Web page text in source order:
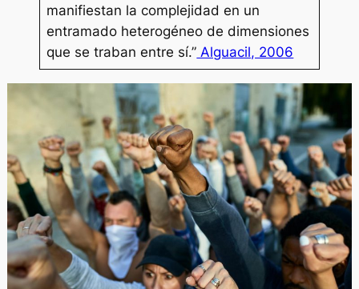
manifiestan la complejidad en un
entramado heterogéneo de dimensiones
que se traban entre sí.” Alguacil, 2006